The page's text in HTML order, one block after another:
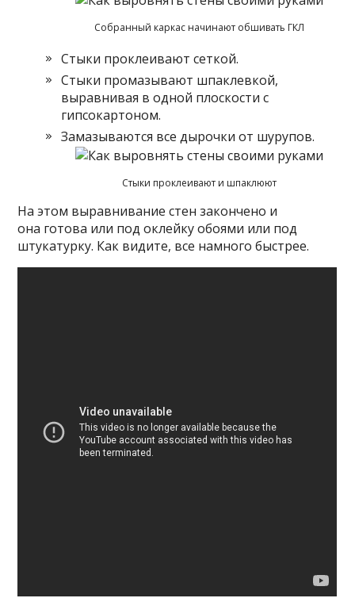
Собранный каркас начинают обшивать ГКЛ
Стыки проклеивают сеткой.
Стыки промазывают шпаклевкой,
выравнивая в одной плоскости с
гипсокартоном.
Замазываются все дырочки от шурупов.
Стыки проклеивают и шпаклюют
На этом выравнивание стен закончено и
она готова или под оклейку обоями или под
штукатурку. Как видите, все намного быстрее.